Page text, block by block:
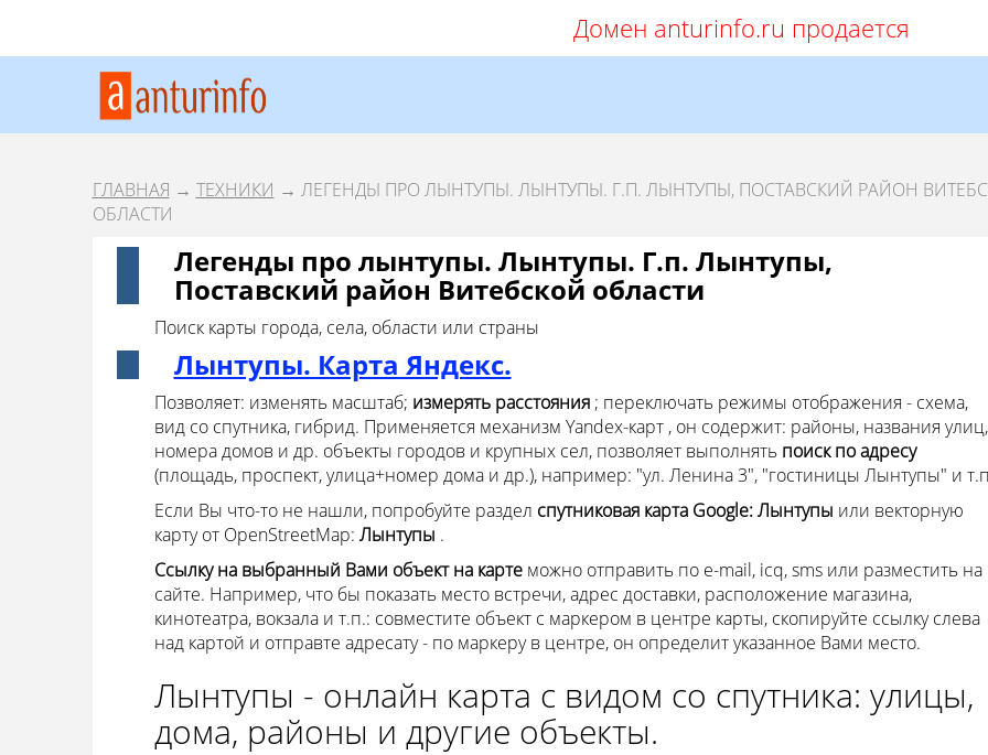
Домен anturinfo.ru продается
ГЛАВНАЯ → ТЕХНИКИ → ЛЕГЕНДЫ ПРО ЛЫНТУПЫ. ЛЫНТУПЫ. Г.П. ЛЫНТУПЫ, ПОСТАВСКИЙ РАЙОН
ОБЛАСТИ
Легенды про лынтупы. Лынтупы. Г.п. Лынтупы,
Поставский район Витебской области
Поиск карты города, села, области или страны
Лынтупы. Карта Яндекс.
Позволяет: изменять масштаб; измерять расстояния ; переключать режимы отображения - схема,
вид со спутника, гибрид. Применяется механизм Yandex-карт , он содержит: районы, названия улиц,
номера домов и др. объекты городов и крупных сел, позволяет выполнять поиск по адресу
(площадь, проспект, улица+номер дома и др.), например: "ул. Ленина 3", "гостиницы Лынтупы" и
Если Вы что-то не нашли, попробуйте раздел спутниковая карта Google: Лынтупы или векторную
карту от OpenStreetMap: Лынтупы .
Ссылку на выбранный Вами объект на карте можно отправить по e-mail, icq, sms или разместить на
сайте. Например, что бы показать место встречи, адрес доставки, расположение магазина,
кинотеатра, вокзала и т.п.: совместите объект с маркером в центре карты, скопируйте ссылку слева
над картой и отправте адресату - по маркеру в центре, он определит указанное Вами место.
Лынтупы - онлайн карта с видом со спутника: улицы,
дома, районы и другие объекты.